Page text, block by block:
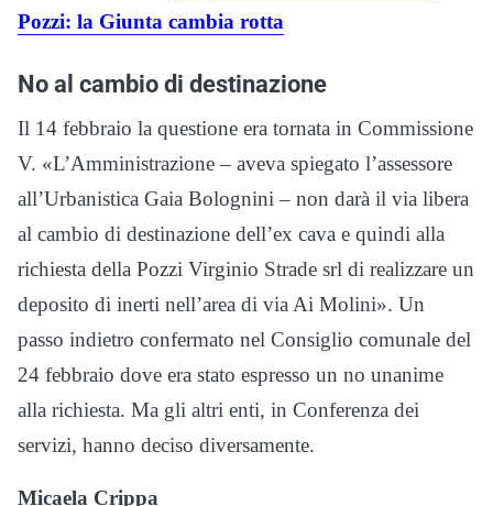
Pozzi: la Giunta cambia rotta
No al cambio di destinazione
Il 14 febbraio la questione era tornata in Commissione
V. «L’Amministrazione – aveva spiegato l’assessore
all’Urbanistica Gaia Bolognini – non darà il via libera
al cambio di destinazione dell’ex cava e quindi alla
richiesta della Pozzi Virginio Strade srl di realizzare un
deposito di inerti nell’area di via Ai Molini». Un
passo indietro confermato nel Consiglio comunale del
24 febbraio dove era stato espresso un no unanime
alla richiesta. Ma gli altri enti, in Conferenza dei
servizi, hanno deciso diversamente.
Micaela Crippa